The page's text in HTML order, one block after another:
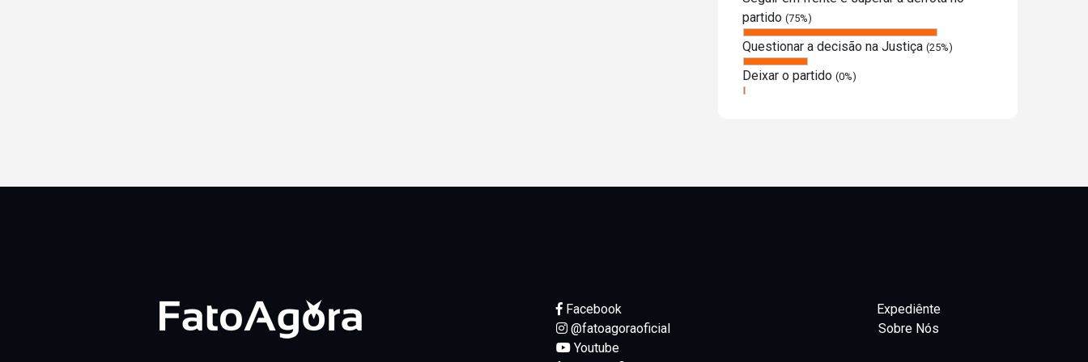
partido (75%)
Questionar a decisão na Justiça (25%)
Deixar o partido (0%)
Facebook
@fatoagoraoficial
Youtube
Expediênte
Sobre Nós